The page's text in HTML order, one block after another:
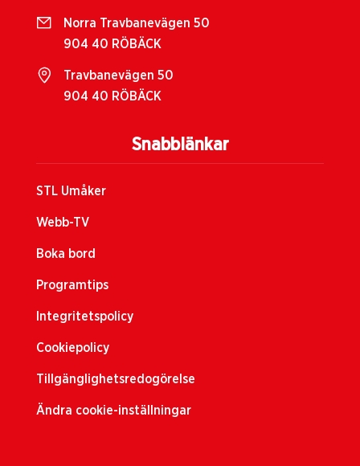
Snabblänkar
STL Umåker
Webb-TV
Boka bord
Programtips
Integritetspolicy
Cookiepolicy
Tillgänglighetsredogörelse
Ändra cookie-inställningar
Norra Travbanevägen 50
904 40 RÖBÄCK
Travbanevägen 50
904 40 RÖBÄCK